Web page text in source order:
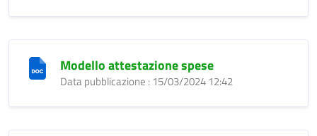
Modello attestazione spese
Data pubblicazione : 15/03/2024 12:42